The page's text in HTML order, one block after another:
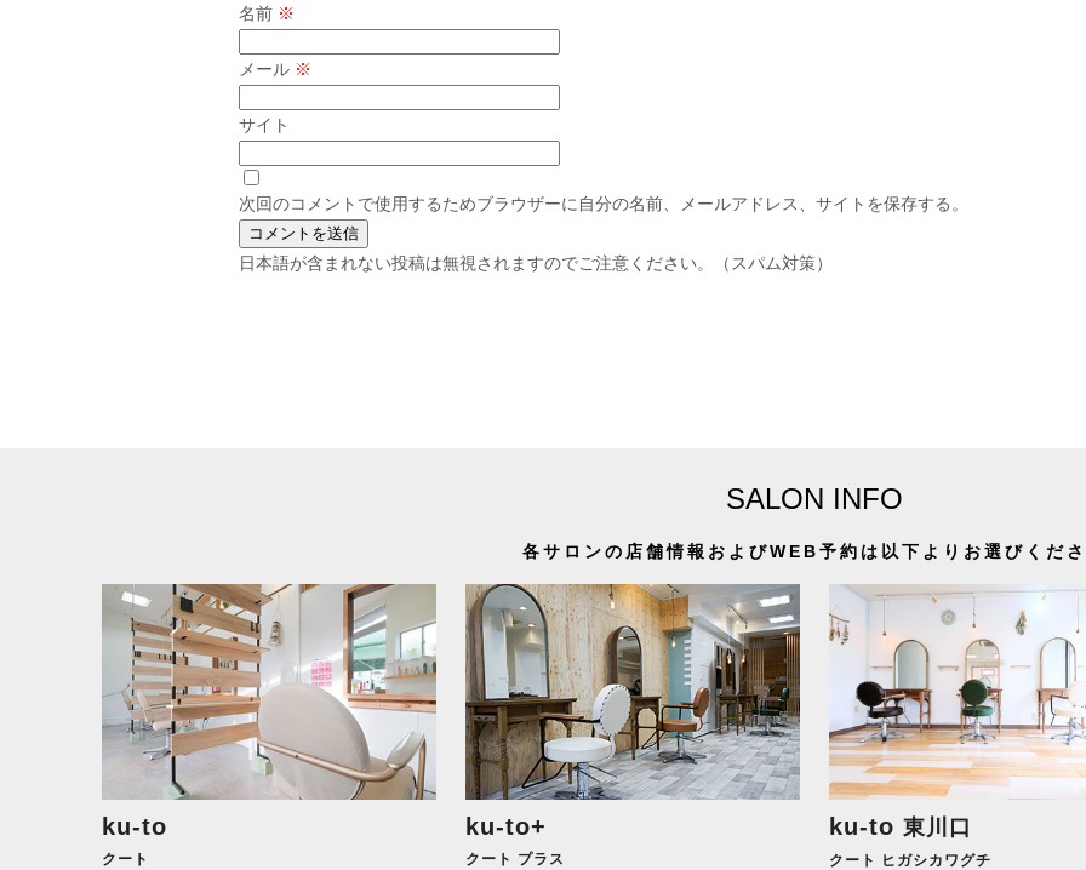
名前 ※
メール ※
サイト
次回のコメントで使用するためブラウザーに自分の名前、メールアドレス、サイトを保存する。
日本語が含まれない投稿は無視されますのでご注意ください。（スパム対策）
SALON INFO
各サロンの店舗情報およびWEB予約は以下よりお選びくだ
ku-to
クート
ku-to+
クート プラス
ku-to 東川口
クート ヒガシカワグチ